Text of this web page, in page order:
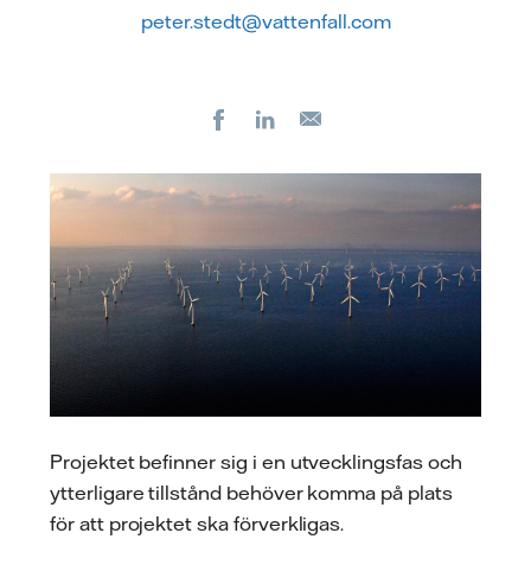
peter.stedt@vattenfall.com
FacebookLinkedIn
Projektet befinner sig i en utvecklingsfas och
ytterligare tillstånd behöver komma på plats
för att projektet ska förverkligas.